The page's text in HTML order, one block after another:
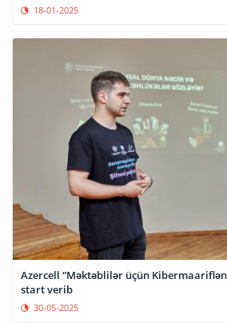
18-01-2025
Azercell “Məktəblilər üçün
start verib
30-05-2025